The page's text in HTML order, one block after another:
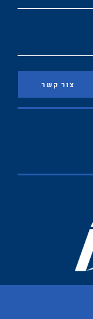
צור קשר